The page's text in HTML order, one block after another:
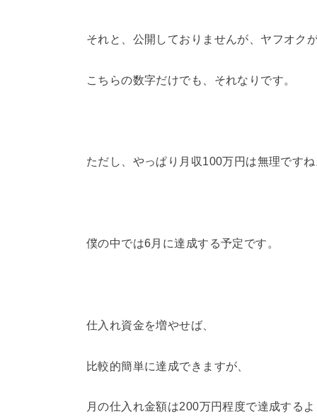
それと、公開しておりませんが、ヤフオク
こちらの数字だけでも、それなりです。
ただし、やっぱり月収100万円は無理ですね
僕の中では6月に達成する予定です。
仕入れ資金を増やせば、
比較的簡単に達成できますが、
月の仕入れ金額は200万円程度で達成するよ